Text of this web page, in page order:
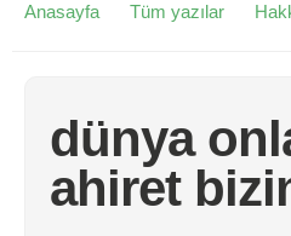
Anasayfa Tüm yazılar
dünya
ahiret